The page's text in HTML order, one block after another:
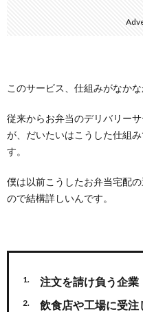
このサービス、仕組みがなかな
従来からお弁当のデリバリー
が、だいたいはこうした仕組
す。
僕は以前こうしたお弁当宅配
ので結構詳しいんです。
注文を請け負う企
飲食店や工場に受注